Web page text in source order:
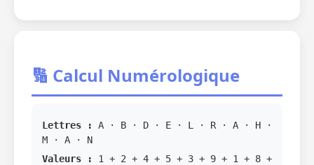
🔢 Calcul Numérologique
Lettres :
A · B · D · E · L · R · A · H ·
M · A · N
Valeurs :
1 + 2 + 4 + 5 + 3 + 9 + 1 + 8 +